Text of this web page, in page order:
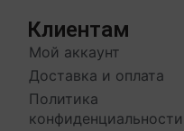
Клиентам
Мой аккаунт
Доставка и оплата
Политика
конфиденциальности